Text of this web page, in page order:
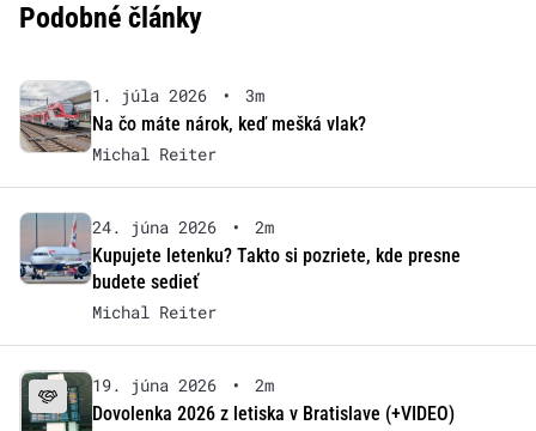
Podobné články
1. júla 2026 •
3m
Na čo máte nárok, keď mešká vlak?
Michal Reiter
24. júna 2026 •
2m
Kupujete letenku? Takto si pozriete, kde presne
budete sedieť
Michal Reiter
19. júna 2026 •
2m
Dovolenka 2026 z letiska v Bratislave (+VIDEO)